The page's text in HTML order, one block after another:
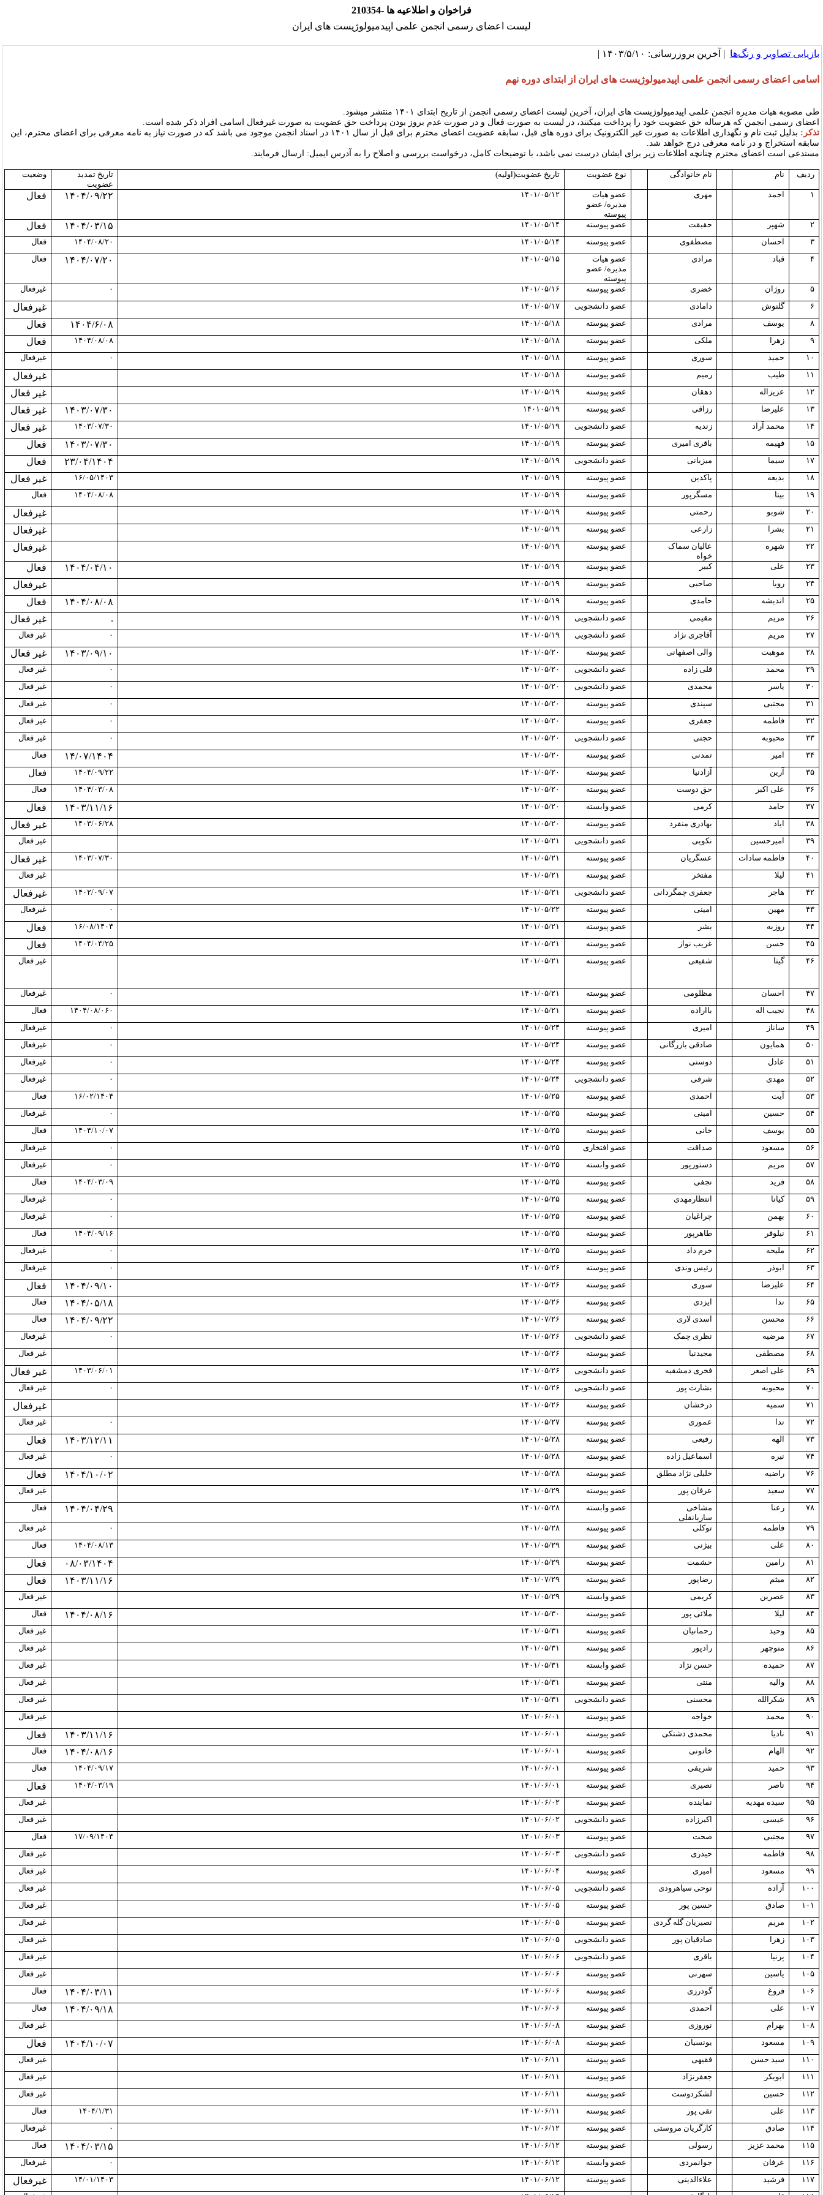
210354- فراخوان و اطلاعیه ها
لیست اعضای رسمی انجمن علمی اپیدمیولوژیست های ایران
بازیابی تصاویر و رنگ‌ها | آخرین بروزرسانی: ۱۴۰۳/۵/۱۰ |
اسامی اعضای رسمی انجمن علمی اپیدمیولوژیست های ایران از ابتدای دوره نهم
طی مصوبه هیات مدیره انجمن علمی اپیدمیولوژیست های ایران، آخرین لیست اعضای رسمی انجمن از تاریخ ابتدای ۱۴۰۱ منتشر میشود.
اعضای رسمی انجمن که هرساله حق عضویت خود را پرداخت میکنند، در لیست به صورت فعال و در صورت عدم بروز بودن پرداخت حق عضویت به صورت غیرفعال اسامی افراد ذکر شده است.
تذکر : بدلیل ثبت نام و نگهداری اطلاعات به صورت غیر الکترونیک برای دوره های قبل، سابقه عضویت اعضای محترم برای قبل از سال ۱۴۰۱ در اسناد انجمن موجود می باشد که در صورت نیاز به نامه معرفی برای اعضای محترم، این
سابقه استخراج و در نامه معرفی درج خواهد شد.
مستدعی است اعضای محترم چنانچه اطلاعات زیر برای ایشان درست نمی باشد، با توضیحات کامل، درخواست بررسی و اصلاح را به آدرس ایمیل: ارسال فرمایند.
ردیف نام نام خانوادگی نوع عضویت تاریخ عضویت(اولیه)
تاریخ تمدید
عضویت
وضعیت
۱ احمد مهری
عضو هیات
مدیره/ عضو
پیوسته
۱۴۰۱/۰۵/۱۲ ۱۴۰۴/۰۹/۲۲ فعال
۲ شهپر حقیقت عضو پیوسته ۱۴۰۱/۰۵/۱۴ ۱۴۰۴/۰۳/۱۵ فعال
۳ احسان مصطفوی عضو پیوسته ۱۴۰۱/۰۵/۱۴ ۱۴۰۴/۰۸/۲۰
فعال
۴
قباد مرادی
عضو هیات
مدیره/ عضو
پیوسته
۱۴۰۱/۰۵/۱۵ ۱۴۰۴/۰۷/۲۰ فعال
۵ روژان خضری عضو پیوسته ۱۴۰۱/۰۵/۱۶ ۰
غیرفعال
۶
گلنوش دامادی عضو دانشجویی ۱۴۰۱/۰۵/۱۷ غیرفعال
۸ یوسف مرادی عضو پیوسته ۱۴۰۱/۰۵/۱۸ ۱۴۰۴/۶/۰۸ فعال
۹ زهرا ملکی عضو پیوسته ۱۴۰۱/۰۵/۱۸ ۱۴۰۴/۰۸/۰۸ فعال
۱۰ حمید سوری عضو پیوسته ۱۴۰۱/۰۵/۱۸ ۰
غیرفعال
۱۱
طیب رمیم عضو پیوسته ۱۴۰۱/۰۵/۱۸ غیرفعال
۱۲ عزیزاله دهقان عضو پیوسته ۱۴۰۱/۰۵/۱۹ غیر فعال
۱۳ علیرضا رزاقی عضو پیوسته ۱۴۰۱۰۵/۱۹ ۱۴۰۳/۰۷/۳۰ غیر فعال
۱۴ محمد آراد زندیه عضو دانشجویی ۱۴۰۱/۰۵/۱۹ ۱۴۰۳/۰۷/۳۰ غیر فعال
۱۵ فهیمه باقری امیری عضو پیوسته ۱۴۰۱/۰۵/۱۹ ۱۴۰۳/۰۷/۳۰ فعال
۱۷ سیما میزبانی عضو دانشجویی ۱۴۰۱/۰۵/۱۹ ۲۳/۰۴/۱۴۰۴ فعال
۱۸ بدیعه پاکدین عضو پیوسته ۱۴۰۱/۰۵/۱۹ ۱۶/۰۵/۱۴۰۳ غیر فعال
۱۹ بیتا مسگرپور عضو پیوسته ۱۴۰۱/۰۵/۱۹ ۱۴۰۴/۰۸/۰۸
فعال
۲۰
شوبو رحمتی عضو پیوسته ۱۴۰۱/۰۵/۱۹ غیرفعال
۲۱ بشرا زارعی عضو پیوسته ۱۴۰۱/۰۵/۱۹ غیرفعال
۲۲ شهره
عالیان سماک
خواه
عضو پیوسته ۱۴۰۱/۰۵/۱۹ غیرفعال
۲۳ علی کبیر عضو پیوسته ۱۴۰۱/۰۵/۱۹ ۱۴۰۴/۰۴/۱۰ فعال
۲۴ رویا صاحبی عضو پیوسته ۱۴۰۱/۰۵/۱۹ غیرفعال
۲۵ اندیشه حامدی عضو پیوسته ۱۴۰۱/۰۵/۱۹ ۱۴۰۴/۰۸/۰۸ فعال
۲۶ مریم مقیمی عضو دانشجویی ۱۴۰۱/۰۵/۱۹ . غیر فعال
۲۷ مریم آقاجری نژاد عضو دانشجویی ۱۴۰۱/۰۵/۱۹ ۰
غیر فعال
۲۸
موهبت والی اصفهانی عضو پیوسته ۱۴۰۱/۰۵/۲۰ ۱۴۰۳/۰۹/۱۰ غیر فعال
۲۹ محمد قلی زاده عضو دانشجویی ۱۴۰۱/۰۵/۲۰ ۰
غیر فعال
۳۰
یاسر محمدی عضو دانشجویی ۱۴۰۱/۰۵/۲۰ ۰
غیر فعال
۳۱
مجتبی سپندی عضو پیوسته ۱۴۰۱/۰۵/۲۰ ۰
غیر فعال
۳۲
فاطمه جعفری عضو پیوسته ۱۴۰۱/۰۵/۲۰ ۰
غیر فعال
۳۳
محبوبه حجتی عضو دانشجویی ۱۴۰۱/۰۵/۲۰ ۰
غیر فعال
۳۴
امیر تمدنی عضو پیوسته ۱۴۰۱/۰۵/۲۰ ۱۴/۰۷/۱۴۰۴
فعال
۳۵
آرین آزادنیا عضو پیوسته ۱۴۰۱/۰۵/۲۰ ۱۴۰۴/۰۹/۲۲ فعال
۳۶ علی اکبر حق دوست عضو پیوسته ۱۴۰۱/۰۵/۲۰ ۱۴۰۴/۰۳/۰۸
فعال
۳۷
حامد کرمی عضو وابسته ۱۴۰۱/۰۵/۲۰ ۱۴۰۳/۱۱/۱۶ فعال
۳۸ ایاد بهادری منفرد عضو پیوسته ۱۴۰۱/۰۵/۲۰ ۱۴۰۳/۰۶/۲۸ غیر فعال
۳۹ امیرحسین نکویی عضو دانشجویی ۱۴۰۱/۰۵/۲۱
غیر فعال
۴۰
فاطمه سادات عسگریان عضو پیوسته ۱۴۰۱/۰۵/۲۱ ۱۴۰۳/۰۷/۳۰ غیر فعال
۴۱ لیلا مفتخر عضو پیوسته ۱۴۰۱/۰۵/۲۱
غیر فعال
۴۲
هاجر جعفری چمگردانی عضو دانشجویی ۱۴۰۱/۰۵/۲۱ ۱۴۰۲/۰۹/۰۷ غیرفعال
۴۳ مهین امینی عضو پیوسته ۱۴۰۱/۰۵/۲۲ ۰
غیرفعال
۴۴
روزبه بشر عضو پیوسته ۱۴۰۱/۰۵/۲۱ ۱۶/۰۸/۱۴۰۴ فعال
۴۵ حسن غریب نواز عضو پیوسته ۱۴۰۱/۰۵/۲۱ ۱۴۰۴/۰۴/۲۵ فعال
۴۶ گیتا شفیعی عضو پیوسته ۱۴۰۱/۰۵/۲۱ غیر فعال
۴۷ احسان مظلومی عضو پیوسته ۱۴۰۱/۰۵/۲۱ ۰
غیرفعال
۴۸
نجیب اله بااراده عضو پیوسته ۱۴۰۱/۰۵/۲۱ ۱۴۰۴/۰۸/۰۶۰
فعال
۴۹
ساناز امیری عضو پیوسته ۱۴۰۱/۰۵/۲۴ ۰
غیرفعال
۵۰
همایون صادقی بازرگانی عضو پیوسته ۱۴۰۱/۰۵/۲۴ ۰
غیرفعال
۵۱
عادل دوستی عضو پیوسته ۱۴۰۱/۰۵/۲۴ ۰
غیرفعال
۵۲
مهدی شرفی عضو دانشجویی ۱۴۰۱/۰۵/۲۴ ۰
غیرفعال
۵۳
آیت احمدی عضو پیوسته ۱۴۰۱/۰۵/۲۵ ۱۶/۰۲/۱۴۰۴
فعال
۵۴
حسین امینی عضو پیوسته ۱۴۰۱/۰۵/۲۵ ۰
غیرفعال
۵۵
یوسف خانی عضو پیوسته ۱۴۰۱/۰۵/۲۵ ۱۴۰۴/۱۰/۰۷
فعال
۵۶
مسعود صداقت عضو افتخاری ۱۴۰۱/۰۵/۲۵ ۰
غیرفعال
۵۷
مریم دستورپور عضو وابسته ۱۴۰۱/۰۵/۲۵ ۰
غیرفعال
۵۸
فرید نجفی عضو پیوسته ۱۴۰۱/۰۵/۲۵ ۱۴۰۴/۰۳/۰۹
فعال
۵۹
کیانا انتظارمهدی عضو پیوسته ۱۴۰۱/۰۵/۲۵ ۰
غیرفعال
۶۰
بهمن چراغیان عضو پیوسته ۱۴۰۱/۰۵/۲۵ ۰
غیرفعال
۶۱
نیلوفر طاهرپور عضو پیوسته ۱۴۰۱/۰۵/۲۵ ۱۴۰۴/۰۹/۱۶
فعال
۶۲
ملیحه خرم داد عضو پیوسته ۱۴۰۱/۰۵/۲۵ ۰
غیرفعال
۶۳
ابوذر رئیس وندی عضو پیوسته ۱۴۰۱/۰۵/۲۶ ۰
غیرفعال
۶۴
علیرضا سوری عضو پیوسته ۱۴۰۱/۰۵/۲۶ ۱۴۰۴/۰۹/۱۰ فعال
۶۵ ندا ایزدی عضو پیوسته ۱۴۰۱/۰۵/۲۶ ۱۴۰۴/۰۵/۱۸
فعال
۶۶
محسن اسدی لاری عضو پیوسته ۱۴۰۱/۰۷/۲۶ ۱۴۰۴/۰۹/۲۲
فعال
۶۷
مرضیه نظری چمک عضو دانشجویی ۱۴۰۱/۰۵/۲۶ ۰
غیرفعال
۶۸
مصطفی مجیدنیا عضو پیوسته ۱۴۰۱/۰۵/۲۶
غیر فعال
۶۹
علی اصغر فخری دمشقیه عضو دانشجویی ۱۴۰۱/۰۵/۲۶ ۱۴۰۳/۰۶/۰۱ غیر فعال
۷۰ محبوبه بشارت پور عضو دانشجویی ۱۴۰۱/۰۵/۲۶ ۰
غیر فعال
۷۱
سمیه درخشان عضو پیوسته ۱۴۰۱/۰۵/۲۶ غیرفعال
۷۲ ندا عموری عضو پیوسته ۱۴۰۱/۰۵/۲۷ ۰
غیر فعال
۷۳
الهه رفیعی عضو پیوسته ۱۴۰۱/۰۵/۲۸ ۱۴۰۳/۱۲/۱۱ فعال
۷۴ نیره اسماعیل زاده عضو پیوسته ۱۴۰۱/۰۵/۲۸ ۰
غیر فعال
۷۶
راضیه خلیلی نژاد مطلق عضو پیوسته ۱۴۰۱/۰۵/۲۸ ۱۴۰۴/۱۰/۰۲ فعال
۷۷ سعید عرفان پور عضو پیوسته ۱۴۰۱/۰۵/۲۹
غیر فعال
۷۸
رعنا
مشاخی
ساربانقلی
عضو وابسته ۱۴۰۱/۰۵/۲۸ ۱۴۰۴/۰۴/۲۹ فعال
۷۹ فاطمه توکلی عضو پیوسته ۱۴۰۱/۰۵/۲۸ ۰
غیر فعال
۸۰
علی بیژنی عضو پیوسته ۱۴۰۱/۰۵/۲۹ ۱۴۰۴/۰۸/۱۳
فعال
۸۱
رامین حشمت عضو پیوسته ۱۴۰۱/۰۵/۲۹ ۰۸/۰۳/۱۴۰۴ فعال
۸۲ میثم رضاپور عضو پیوسته ۱۴۰۱/۰۷/۲۹ ۱۴۰۳/۱۱/۱۶ فعال
۸۳ عصرین کریمی عضو وابسته ۱۴۰۱/۰۵/۲۹
غیر فعال
۸۴
لیلا ملائی پور عضو پیوسته ۱۴۰۱/۰۵/۳۰ ۱۴۰۴/۰۸/۱۶
فعال
۸۵
وحید رحمانیان عضو پیوسته ۱۴۰۱/۰۵/۳۱
غیر فعال
۸۶
منوچهر رادپور عضو پیوسته ۱۴۰۱/۰۵/۳۱
غیر فعال
۸۷
حمیده حسن نژاد عضو وابسته ۱۴۰۱/۰۵/۳۱
غیر فعال
۸۸
والیه منتی عضو پیوسته ۱۴۰۱/۰۵/۳۱
غیر فعال
۸۹
شکرالله محسنی عضو دانشجویی ۱۴۰۱/۰۵/۳۱
غیر فعال
۹۰
محمد خواجه عضو پیوسته ۱۴۰۱/۰۶/۰۱
غیر فعال
۹۱
نادیا محمدی دشتکی عضو پیوسته ۱۴۰۱/۰۶/۰۱ ۱۴۰۳/۱۱/۱۶ فعال
۹۲ الهام خاتونی عضو پیوسته ۱۴۰۱/۰۶/۰۱ ۱۴۰۴/۰۸/۱۶
فعال
۹۳
حمید شریفی عضو پیوسته ۱۴۰۱/۰۶/۰۱ ۱۴۰۴/۰۹/۱۷
فعال
۹۴
ناصر نصیری عضو پیوسته ۱۴۰۱/۰۶/۰۱ ۱۴۰۴/۰۳/۱۹ فعال
۹۵ سیده مهدیه نماینده عضو پیوسته ۱۴۰۱/۰۶/۰۲
غیر فعال
۹۶
عیسی اکبرزاده عضو دانشجویی ۱۴۰۱/۰۶/۰۲
غیر فعال
۹۷
مجتبی صحت عضو پیوسته ۱۴۰۱/۰۶/۰۳ ۱۷/۰۹/۱۴۰۴
فعال
۹۸
فاطمه حیدری عضو دانشجویی ۱۴۰۱/۰۶/۰۳
غیر فعال
۹۹
مسعود امیری عضو پیوسته ۱۴۰۱/۰۶/۰۴
غیر فعال
۱۰۰
آزاده نوحی سیاهرودی عضو دانشجویی ۱۴۰۱/۰۶/۰۵
غیر فعال
۱۰۱
صادق حسین پور عضو پیوسته ۱۴۰۱/۰۶/۰۵
غیر فعال
۱۰۲
مریم نصیریان گله گردی عضو پیوسته ۱۴۰۱/۰۶/۰۵
غیر فعال
۱۰۳
زهرا صادقیان پور عضو دانشجویی ۱۴۰۱/۰۶/۰۵
غیر فعال
۱۰۴
پرنیا باقری عضو دانشجویی ۱۴۰۱/۰۶/۰۶
غیر فعال
۱۰۵
یاسین سهرنی عضو پیوسته ۱۴۰۱/۰۶/۰۶
غیر فعال
۱۰۶
فروغ گودرزی عضو پیوسته ۱۴۰۱/۰۶/۰۶ ۱۴۰۴/۰۳/۱۱
فعال
۱۰۷
علی احمدی عضو پیوسته ۱۴۰۱/۰۶/۰۶ ۱۴۰۴/۰۹/۱۸
فعال
۱۰۸
بهرام نوروزی عضو پیوسته ۱۴۰۱/۰۶/۰۸
غیر فعال
۱۰۹
مسعود یونسیان عضو پیوسته ۱۴۰۱/۰۶/۰۸ ۱۴۰۴/۱۰/۰۷ فعال
۱۱۰ سید حسن فقیهی عضو پیوسته ۱۴۰۱/۰۶/۱۱
غیر فعال
۱۱۱
ابوبکر جعفرنژاد عضو پیوسته ۱۴۰۱/۰۶/۱۱
غیر فعال
۱۱۲
حسین لشکردوست عضو پیوسته ۱۴۰۱/۰۶/۱۱
غیر فعال
۱۱۳
علی تقی پور عضو پیوسته ۱۴۰۱/۰۶/۱۱ ۱۴۰۴/۱/۳۱
فعال
۱۱۴
صادق کارگریان مروستی عضو پیوسته ۱۴۰۱/۰۶/۱۲ ۰
غیرفعال
۱۱۵
محمد عزیز رسولی عضو پیوسته ۱۴۰۱/۰۶/۱۲ ۱۴۰۴/۰۳/۱۵
فعال
۱۱۶
عرفان جوانمردی عضو وابسته ۱۴۰۱/۰۶/۱۲ ۰
غیرفعال
۱۱۷
فرشید علاءالدینی عضو پیوسته ۱۴۰۱/۰۶/۱۲ ۱۴/۰۱/۱۴۰۳ غیرفعال